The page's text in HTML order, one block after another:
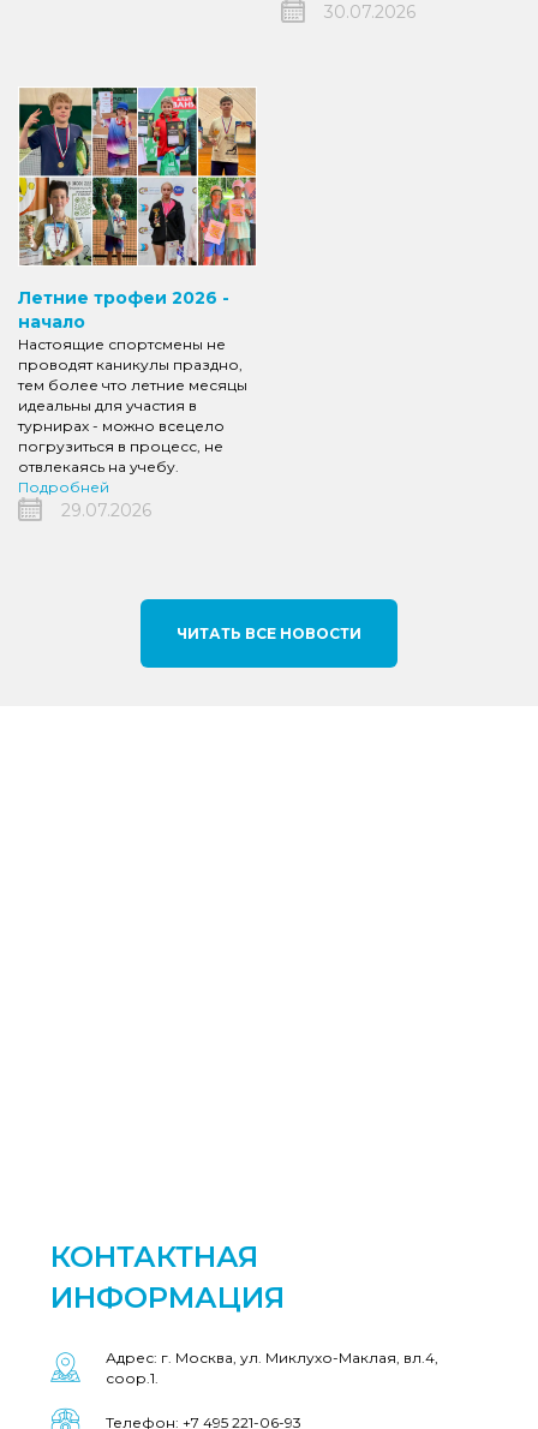
30.07.2026
Летние трофеи 2026 -
начало
Настоящие спортсмены не
проводят каникулы праздно,
тем более что летние месяцы
идеальны для участия в
турнирах - можно всецело
погрузиться в процесс, не
отвлекаясь на учебу.
Подробней
29.07.2026
ЧИТАТЬ ВСЕ НОВОСТИ
КОНТАКТНАЯ
ИНФОРМАЦИЯ
Адрес: г. Москва, ул. Миклухо-Маклая, вл.4,
соор.1.
Телефон: +7 495 221-06-93